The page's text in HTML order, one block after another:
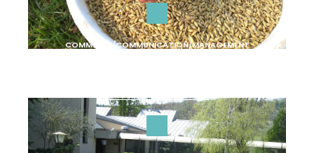
COMMERCE/COMMUNICATION/MANAGEMENT